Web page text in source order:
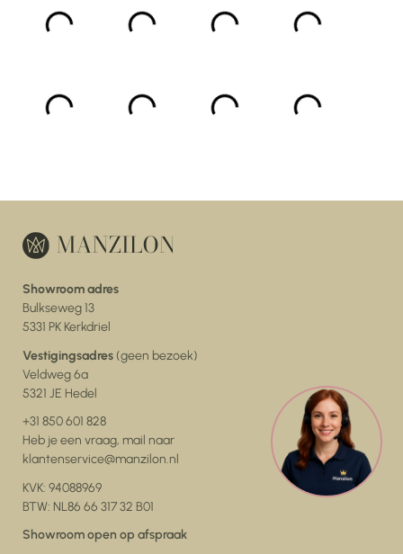
Showroom adres
Bulkseweg 13
5331 PK Kerkdriel
Vestigingsadres (geen bezoek)
Veldweg 6a
5321 JE Hedel
+31 850 601 828
Heb je een vraag, mail naar
klantenservice@manzilon.nl
KVK: 94088969
BTW: NL86 66 317 32 B01
Showroom open op afspraak